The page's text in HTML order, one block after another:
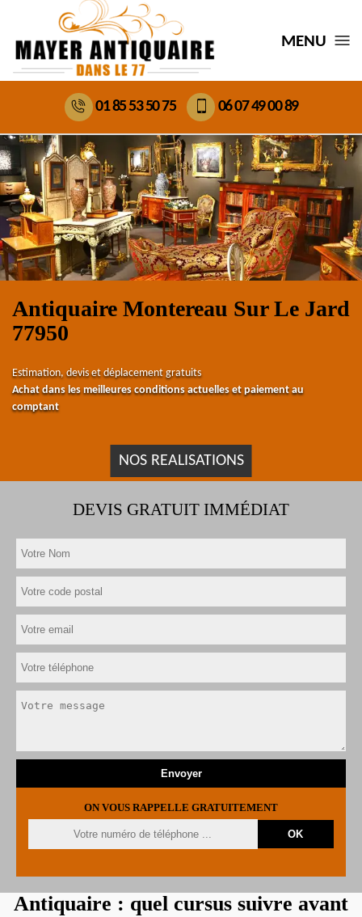
MENU
01 85 53 50 75 06 07 49 00 89
Antiquaire Montereau Sur Le Jard
77950
Estimation, devis et déplacement gratuits
Achat dans les meilleures conditions actuelles et paiement au
comptant
NOS REALISATIONS
DEVIS GRATUIT IMMÉDIAT
ON VOUS RAPPELLE GRATUITEMENT
Antiquaire : quel cursus suivre avant